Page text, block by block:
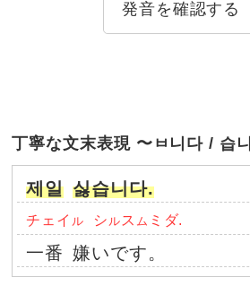
発音を確認する
丁寧な文末表現 〜ㅂ니다 / 습
제일 싫습니다.
チェイ ル シ ル ス ム ミダ.
一番 嫌いです。